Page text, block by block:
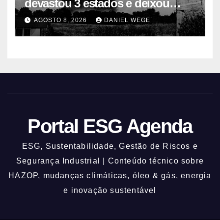
devastou 3 estados e deixou
centenas de mortos
AGOSTO 8, 2026 DANIEL WEGE
Portal ESG Agenda
ESG, Sustentabilidade, Gestão de Riscos e
Segurança Industrial | Conteúdo técnico sobre
HAZOP, mudanças climáticas, óleo & gás, energia
e inovação sustentável